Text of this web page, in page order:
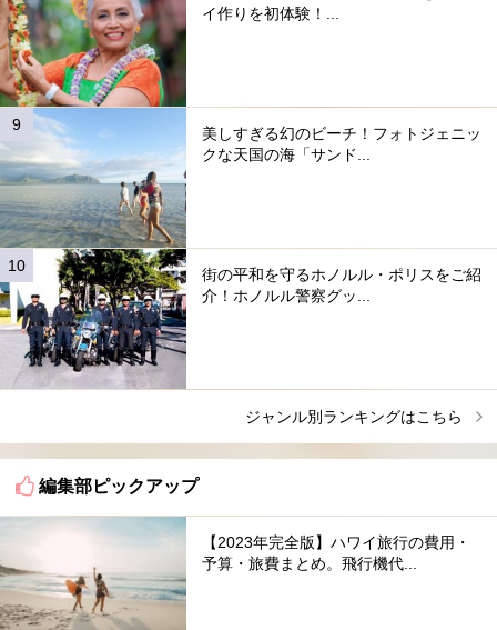
イ作りを初体験！...
美しすぎる幻のビーチ！フォトジェニッ
クな天国の海「サンド...
街の平和を守るホノルル・ポリスをご紹
介！ホノルル警察グッ...
ジャンル別ランキングはこちら
編集部ピックアップ
【2023年完全版】ハワイ旅行の費用・
予算・旅費まとめ。飛行機代...